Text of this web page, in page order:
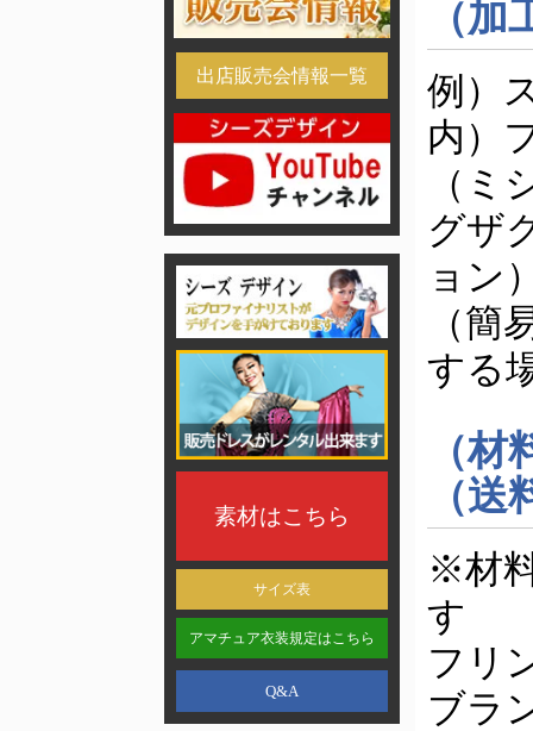
出店販売会情報一覧
素材はこちら
サイズ表
アマチュア衣装規定はこちら
Q&A
（
例）
内）
（ミ
グザ
ョン
（簡
する
（
（
※材
す
フリ
ブラ